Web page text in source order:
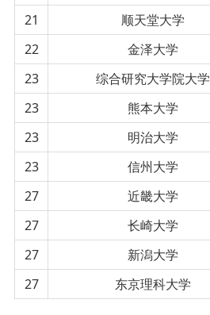
21
顺天堂大学
22
金泽大学
23
综合研究大学院大学
23
熊本大学
23
明治大学
23
信州大学
27
近畿大学
27
长崎大学
27
新潟大学
27
东京理科大学